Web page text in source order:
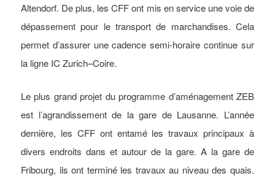
Altendorf. De plus, les CFF ont mis en service une voie de
dépassement pour le transport de marchandises. Cela
permet d’assurer une cadence semi-horaire continue sur
la ligne IC Zurich–Coire.
Le plus grand projet du programme d’aménagement ZEB
est l’agrandissement de la gare de Lausanne. L’année
dernière, les CFF ont entamé les travaux principaux à
divers endroits dans et autour de la gare. A la gare de
Fribourg, ils ont terminé les travaux au niveau des quais.